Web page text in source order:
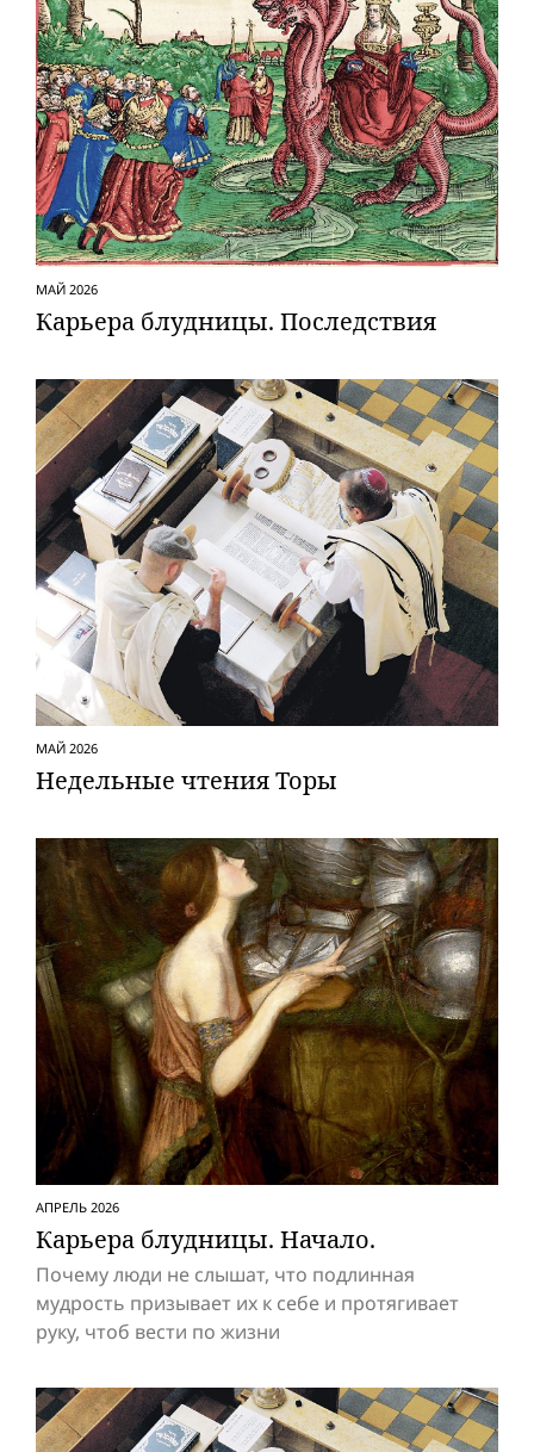
МАЙ 2026
Карьера блудницы. Последствия
МАЙ 2026
Недельные чтения Торы
АПРЕЛЬ 2026
Карьера блудницы. Начало.
Почему люди не слышат, что подлинная
мудрость призывает их к себе и протягивает
руку, чтоб вести по жизни